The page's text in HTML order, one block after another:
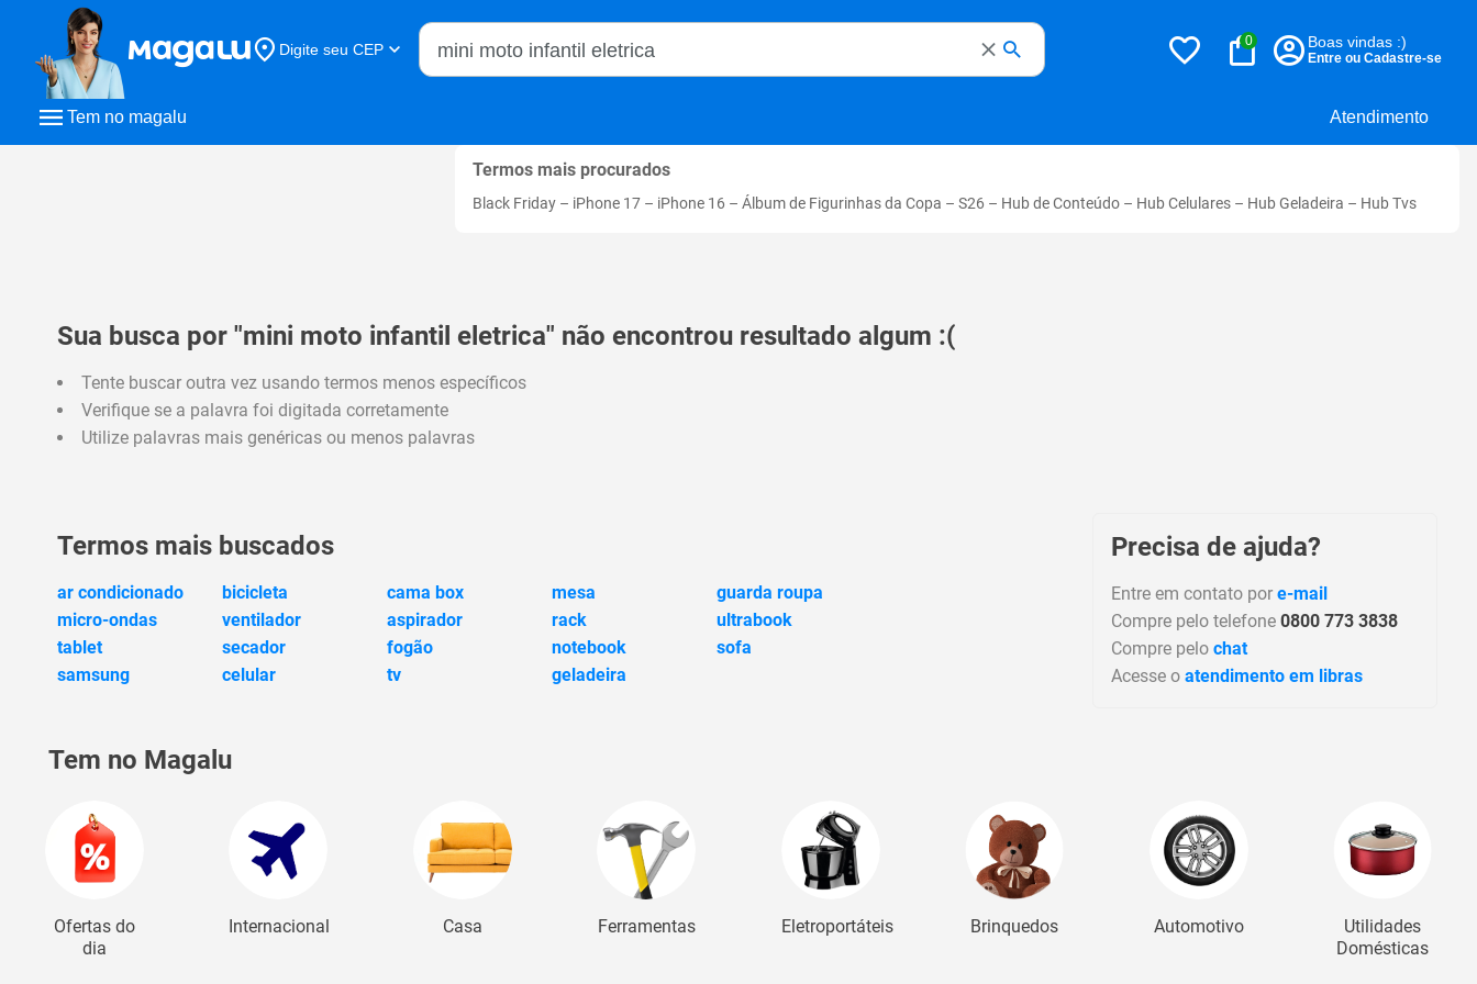
Tem no magalu Atendimento
Digite seu CEP
Buscar no Magalu
0 Boas vindas :)
Entre ou Cadastre-se
Termos mais procurados
Black Friday – iPhone 17 – iPhone 16 – Álbum de Figurinhas da Copa – S26 – Hub de Conteúdo – Hub Celulares – Hub Geladeira – Hub Tvs
Sua busca por "mini moto infantil eletrica" não encontrou resultado algum :(
Tente buscar outra vez usando termos menos específicos
Verifique se a palavra foi digitada corretamente
Utilize palavras mais genéricas ou menos palavras
Termos mais buscados
ar condicionado bicicleta cama box mesa
guarda roupa
micro-ondas
ventilador aspirador rack
ultrabook
tablet
secador fogão notebook
sofa
samsung
celular tv geladeira
Precisa de ajuda?
Entre em contato por e-mail
Compre pelo telefone 0800 773 3838
Compre pelo chat
Acesse o atendimento em libras
Tem no Magalu
Ofertas do
dia
Internacional Casa Ferramentas Eletroportáteis Brinquedos Automotivo
Utilidades
Domésticas